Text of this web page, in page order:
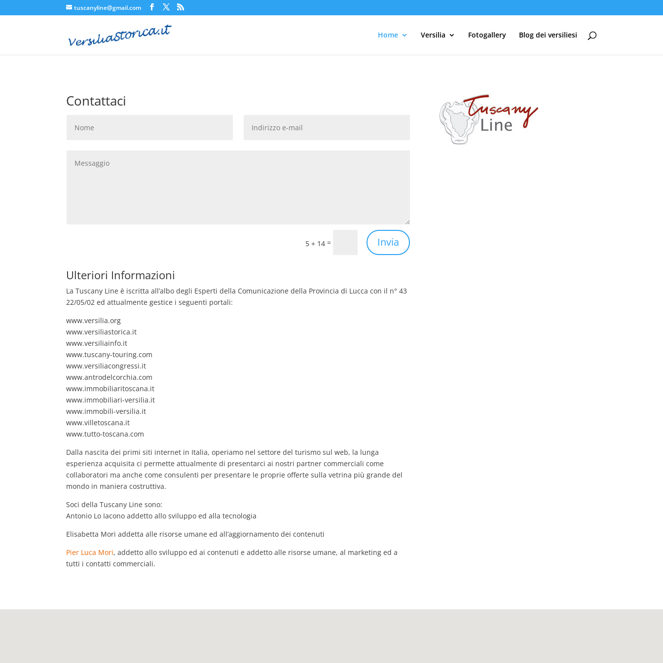
tuscanyline@gmail.com
Home Versilia Fotogallery Blog dei versiliesi
Contattaci
5 + 14 = Invia
Ulteriori Informazioni
La Tuscany Line è iscritta all’albo degli Esperti della Comunicazione della Provincia di Lucca con il n° 43
22/05/02 ed attualmente gestice i seguenti portali:
www.versilia.org
www.versiliastorica.it
www.versiliainfo.it
www.tuscany-touring.com
www.versiliacongressi.it
www.antrodelcorchia.com
www.immobiliaritoscana.it
www.immobiliari-versilia.it
www.immobili-versilia.it
www.villetoscana.it
www.tutto-toscana.com
Dalla nascita dei primi siti internet in Italia, operiamo nel settore del turismo sul web, la lunga
esperienza acquisita ci permette attualmente di presentarci ai nostri partner commerciali come
collaboratori ma anche come consulenti per presentare le proprie offerte sulla vetrina più grande del
mondo in maniera costruttiva.
Soci della Tuscany Line sono:
Antonio Lo Iacono addetto allo sviluppo ed alla tecnologia
Elisabetta Mori addetta alle risorse umane ed all’aggiornamento dei contenuti
Pier Luca Mori, addetto allo sviluppo ed ai contenuti e addetto alle risorse umane, al marketing ed a
tutti i contatti commerciali.